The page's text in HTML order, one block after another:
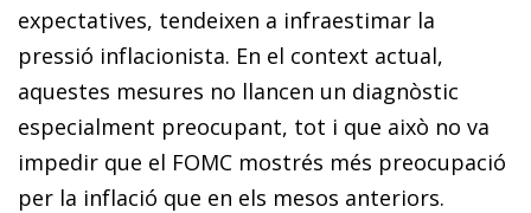
expectatives, tendeixen a infraestimar la
pressió inflacionista. En el context actual,
aquestes mesures no llancen un diagnòstic
especialment preocupant, tot i que això no va
impedir que el FOMC mostrés més preocupació
per la inflació que en els mesos anteriors.